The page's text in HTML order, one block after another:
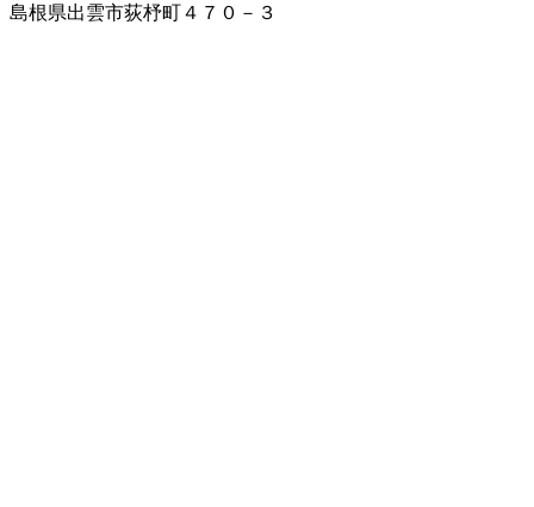
島根県出雲市荻杼町４７０－３